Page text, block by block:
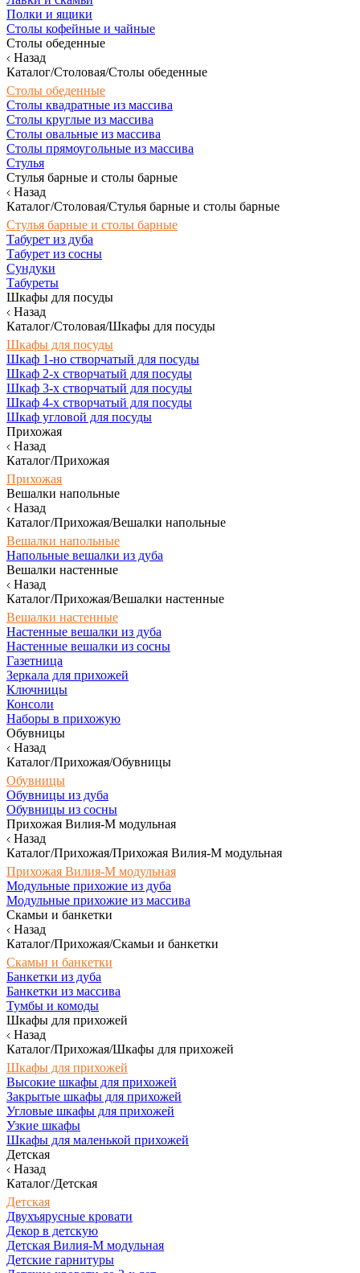
Полки и ящики
Столы кофейные и чайные
Столы обеденные
Назад
Каталог/Столовая/Столы обеденные
Столы обеденные
Столы квадратные из массива
Столы круглые из массива
Столы овальные из массива
Столы прямоугольные из массива
Стулья
Стулья барные и столы барные
Назад
Каталог/Столовая/Стулья барные и столы барные
Стулья барные и столы барные
Табурет из дуба
Табурет из сосны
Сундуки
Табуреты
Шкафы для посуды
Назад
Каталог/Столовая/Шкафы для посуды
Шкафы для посуды
Шкаф 1-но створчатый для посуды
Шкаф 2-х створчатый для посуды
Шкаф 3-х створчатый для посуды
Шкаф 4-х створчатый для посуды
Шкаф угловой для посуды
Прихожая
Назад
Каталог/Прихожая
Прихожая
Вешалки напольные
Назад
Каталог/Прихожая/Вешалки напольные
Вешалки напольные
Напольные вешалки из дуба
Вешалки настенные
Назад
Каталог/Прихожая/Вешалки настенные
Вешалки настенные
Настенные вешалки из дуба
Настенные вешалки из сосны
Газетница
Зеркала для прихожей
Ключницы
Консоли
Наборы в прихожую
Обувницы
Назад
Каталог/Прихожая/Обувницы
Обувницы
Обувницы из дуба
Обувницы из сосны
Прихожая Вилия-М модульная
Назад
Каталог/Прихожая/Прихожая Вилия-М модульная
Прихожая Вилия-М модульная
Модульные прихожие из дуба
Модульные прихожие из массива
Скамьи и банкетки
Назад
Каталог/Прихожая/Скамьи и банкетки
Скамьи и банкетки
Банкетки из дуба
Банкетки из массива
Тумбы и комоды
Шкафы для прихожей
Назад
Каталог/Прихожая/Шкафы для прихожей
Шкафы для прихожей
Высокие шкафы для прихожей
Закрытые шкафы для прихожей
Угловые шкафы для прихожей
Узкие шкафы
Шкафы для маленькой прихожей
Детская
Назад
Каталог/Детская
Детская
Двухъярусные кровати
Декор в детскую
Детская Вилия-М модульная
Детские гарнитуры